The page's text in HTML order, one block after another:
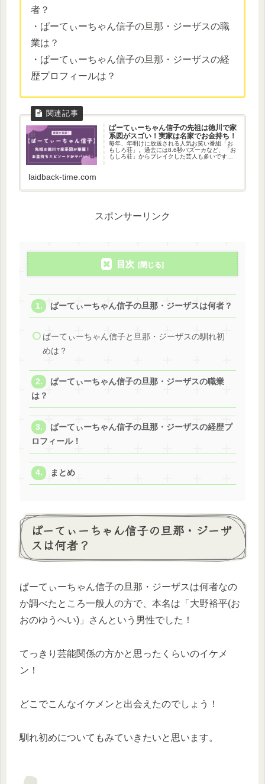
者？
・ぱーてぃーちゃん信子の旦那・ジーザスの職
業は？
・ぱーてぃーちゃん信子の旦那・ジーザスの経
歴プロフィールは？
ぱーてぃーちゃん信子の先祖は徳川で家
系図がスゴい！実家は名家でお金持ち！
毎年、年明けに放送される人気お笑い番組「お
もしろ荘」。過去には8.6秒バズーカなど、「お
もしろ荘」からブレイクした芸人も多いですよ
laidback-time.com
スポンサーリンク
目次
ぱーてぃーちゃん信子の旦那・ジーザスは何者？
ぱーてぃーちゃん信子と旦那・ジーザスの馴れ初
めは？
ぱーてぃーちゃん信子の旦那・ジーザスの職業
は？
ぱーてぃーちゃん信子の旦那・ジーザスの経歴プ
ロフィール！
まとめ
ぱーてぃーちゃん信子の旦那・ジーザ
スは何者？
ぱーてぃーちゃん信子の旦那・ジーザスは何者なの
か調べたところ一般人の方で、本名は「大野裕平(お
おのゆうへい)」さんという男性でした！
てっきり芸能関係の方かと思ったくらいのイケメ
ン！
どこでこんなイケメンと出会えたのでしょう！
馴れ初めについてもみていきたいと思います。